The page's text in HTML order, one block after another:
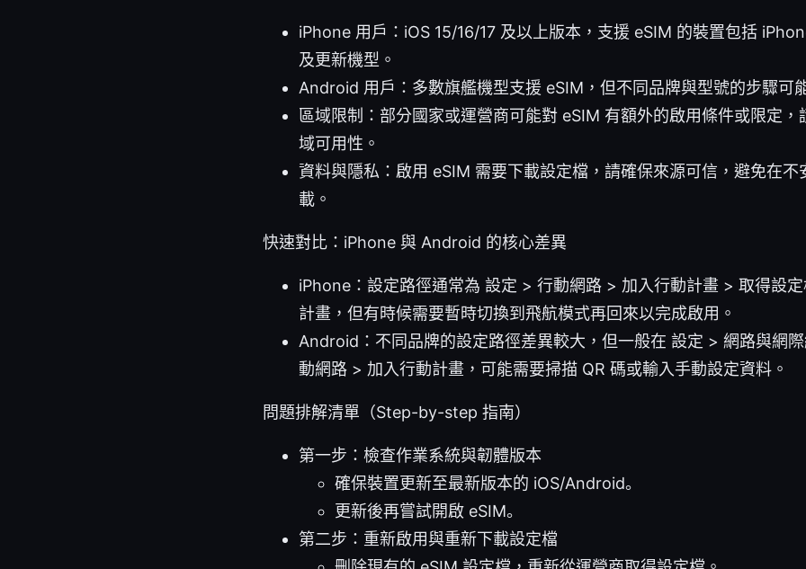
iPhone 用戶：iOS 15/16/17 及以上版本，支援 eSIM 的裝置包括
及更新機型。
Android 用戶：多數旗艦機型支援 eSIM，但不同品牌與型號的步驟可
區域限制：部分國家或運營商可能對 eSIM 有額外的啟用條件或限定，
域可用性。
資料與隱私：啟用 eSIM 需要下載設定檔，請確保來源可信，避免在不
載。
快速對比：iPhone 與 Android 的核心差異
iPhone：設定路徑通常為 設定 > 行動網路 > 加入行動計畫 > 取得設
計畫，但有時候需要暫時切換到飛航模式再回來以完成啟用。
Android：不同品牌的設定路徑差異較大，但一般在 設定 > 網路與網
動網路 > 加入行動計畫，可能需要掃描 QR 碼或輸入手動設定資料。
問題排解清單（Step-by-step 指南）
第一步：檢查作業系統與韌體版本
確保裝置更新至最新版本的 iOS/Android。
更新後再嘗試開啟 eSIM。
第二步：重新啟用與重新下載設定檔